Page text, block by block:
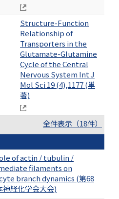
Structure-Function
Relationship of
Transporters in the
Glutamate-Glutamine
Cycle of the Central
Nervous System Int J
Mol Sci 19 (4),1177 (単
著)
全件表示（18件）
of actin / tubulin /
filaments on
branch dynamics (第68
神経化学会大会)